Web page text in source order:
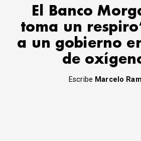
El Banco
toma un
a un gobierno
de
Escribe Marcelo